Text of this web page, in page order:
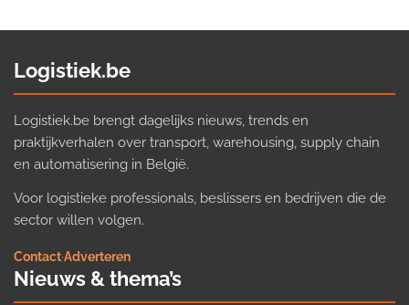
Logistiek.be
Logistiek.be brengt dagelijks nieuws, trends en
praktijkverhalen over transport, warehousing, supply chain
en automatisering in België.
Voor logistieke professionals, beslissers en bedrijven die de
sector willen volgen.
Contact·Adverteren
Nieuws & thema’s